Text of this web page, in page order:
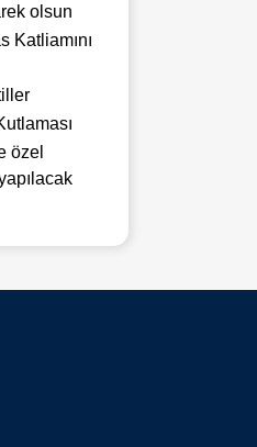
olsun
Katliamını
özel